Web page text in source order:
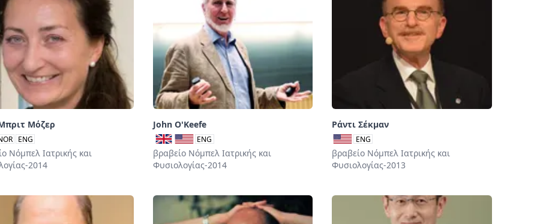
Μόζερ
ENG
Νόμπελ Ιατρικής και
2014
John O'Keefe
ENG
βραβείο Νόμπελ Ιατρικής και
Φυσιολογίας-2014
Ράντι Σέκμαν
ENG
βραβείο Νόμπελ Ιατρικής και
Φυσιολογίας-2013